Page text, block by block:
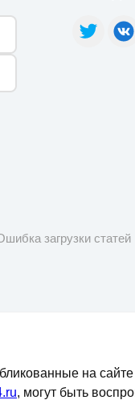
загрузки статей
на сайте
, могут быть